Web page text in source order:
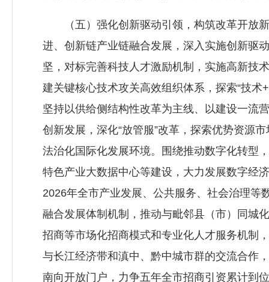
（五）强化创新驱动引领，构筑改革开放新
进、创新链产业链融合发展，深入实施创新驱
坚，对标完善科技人才激励机制，实施高新技
建关键核心技术攻关高效组织体系，探索“技
坚持以供给侧结构性改革为主线、以建设一流
创新发展，深化“放管服”改革，探索优势资源
法治化国际化发展环境。围绕推动数字化转型
特色产业大数据中心等建设，大力发展数字经
2026年全市产业发展、公共服务、社会治理等
融合发展体制机制，推动与毗邻县（市）同城
招商等市场化招商模式和专业化人才服务机制
与长江经济带和滇中、黔中城市群的交流合作
南向开放门户，力争五年全市招商引资累计到